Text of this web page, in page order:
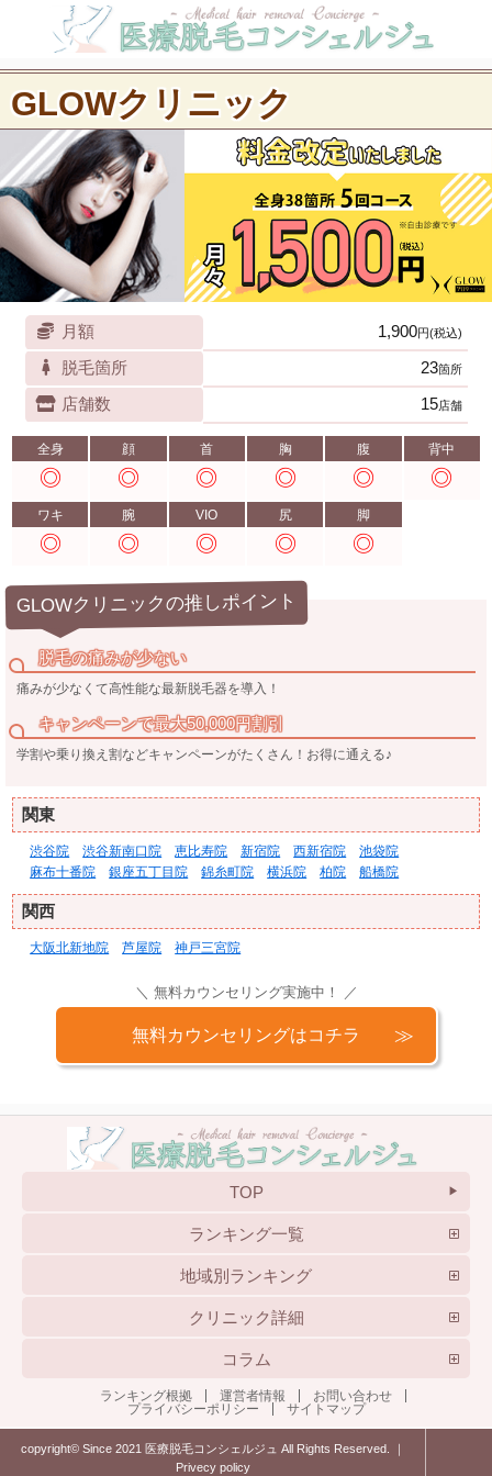
GLOWクリニック
月額 1,900円(税込)
脱毛箇所 23箇所
店舗数 15店舗
全身 顔 首 胸 腹 背中
ワキ 腕 VIO 尻 脚
GLOWクリニックの推しポイント
脱毛の痛みが少ない
痛みが少なくて高性能な最新脱毛器を導入！
キャンペーンで最大50,000円割引
学割や乗り換え割などキャンペーンがたくさん！お得に通える♪
関東
渋谷院 渋谷新南口院 恵比寿院 新宿院 西新宿院
池袋院
麻布十番院
銀座五丁目院 錦糸町院 横浜院 柏院 船橋院
関西
大阪北新地院 芦屋院 神戸三宮院
＼ 無料カウンセリング実施中！ ／
無料カウンセリングはコチラ
TOP
ランキング一覧
地域別ランキング
クリニック詳細
コラム
ランキング根拠 運営者情報
お問い合わせ
プライバシーポリシー
サイトマップ
copyright© Since 2021 医療脱毛コンシェルジュ All Rights Reserved. ｜
Privecy policy